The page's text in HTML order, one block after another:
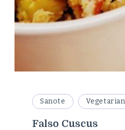
Sanote
Falso Cuscus